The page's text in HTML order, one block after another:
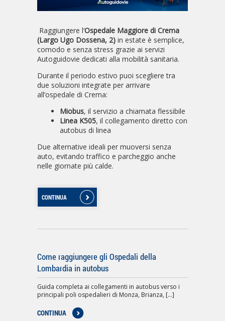
Raggiungere l’Ospedale Maggiore di Crema
(Largo Ugo Dossena, 2) in estate è semplice,
comodo e senza stress grazie ai servizi
Autoguidovie dedicati alla mobilità sanitaria.
Durante il periodo estivo puoi scegliere tra
due soluzioni integrate per arrivare
all’ospedale di Crema:
Miobus, il servizio a chiamata flessibile
Linea K505, il collegamento diretto con
autobus di linea
Due alternative ideali per muoversi senza
auto, evitando traffico e parcheggio anche
nelle giornate più calde.
CONTINUA
Come raggiungere gli Ospedali della
Lombardia in autobus
Guida completa ai collegamenti in autobus verso i
principali poli ospedalieri di Monza, Brianza, [...]
CONTINUA